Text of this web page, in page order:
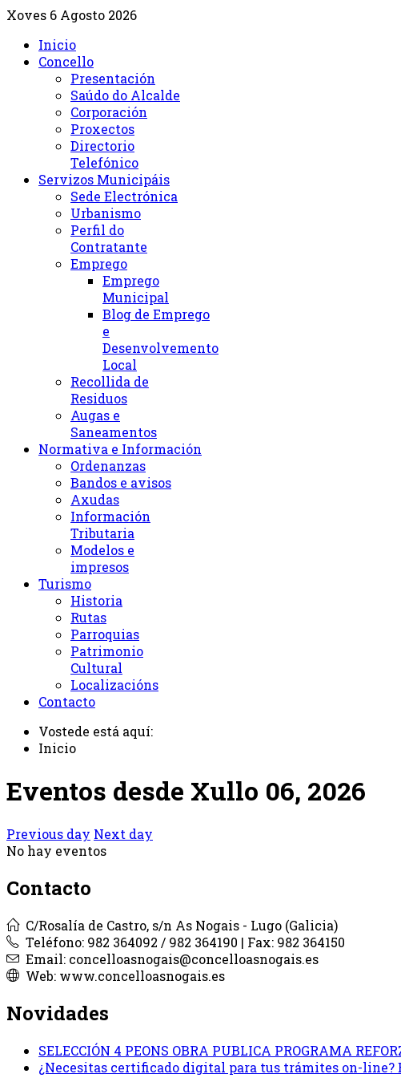
Xoves 6 Agosto 2026
Inicio
Concello
Presentación
Saúdo do Alcalde
Corporación
Proxectos
Directorio
Telefónico
Servizos Municipáis
Sede Electrónica
Urbanismo
Perfil do
Contratante
Emprego
Emprego
Municipal
Blog de Emprego
e
Desenvolvemento
Local
Recollida de
Residuos
Augas e
Saneamentos
Normativa e Información
Ordenanzas
Bandos e avisos
Axudas
Información
Tributaria
Modelos e
impresos
Turismo
Historia
Rutas
Parroquias
Patrimonio
Cultural
Localizacións
Contacto
Vostede está aquí:
Inicio
Eventos desde Xullo 06, 2026
Previous day Next day
No hay eventos
Contacto
C/Rosalía de Castro, s/n As Nogais - Lugo (Galicia)
Teléfono: 982 364092 / 982 364190 | Fax: 982 364150
Email: concelloasnogais@concelloasnogais.es
Web: www.concelloasnogais.es
Novidades
SELECCIÓN 4 PEONS OBRA PUBLICA PROGRAMA
¿Necesitas certificado digital para tus trámites on-line?